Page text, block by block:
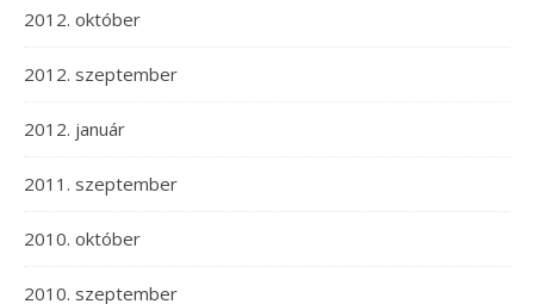
2012. október
2012. szeptember
2012. január
2011. szeptember
2010. október
2010. szeptember